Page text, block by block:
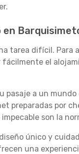
tarea difícil. Para
el
pasaje a un
preparadas por
son la
único y
una